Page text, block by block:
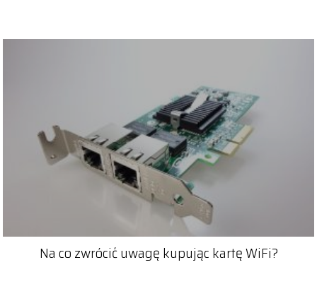
Na co zwrócić uwagę kupując kartę WiFi?